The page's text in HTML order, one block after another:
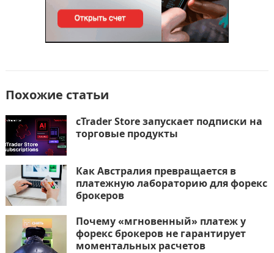
Похожие статьи
cTrader Store запускает подписки на
торговые продукты
Как Австралия превращается в
платежную лабораторию для форекс
брокеров
Почему «мгновенный» платеж у
форекс брокеров не гарантирует
моментальных расчетов